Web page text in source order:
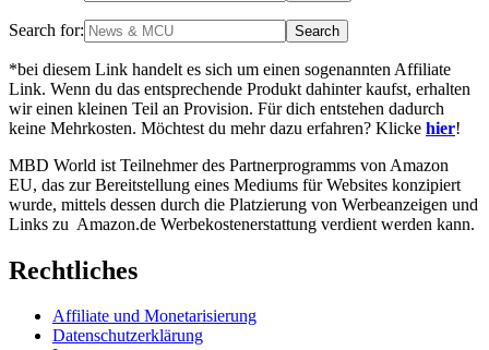
Search for:
*bei diesem Link handelt es sich um einen sogenannten Affiliate
Link. Wenn du das entsprechende Produkt dahinter kaufst, erhalten
wir einen kleinen Teil an Provision. Für dich entstehen dadurch
keine Mehrkosten. Möchtest du mehr dazu erfahren? Klicke hier!
MBD World ist Teilnehmer des Partnerprogramms von Amazon
EU, das zur Bereitstellung eines Mediums für Websites konzipiert
wurde, mittels dessen durch die Platzierung von Werbeanzeigen und
Links zu Amazon.de Werbekostenerstattung verdient werden kann.
Rechtliches
Affiliate und Monetarisierung
Datenschutzerklärung